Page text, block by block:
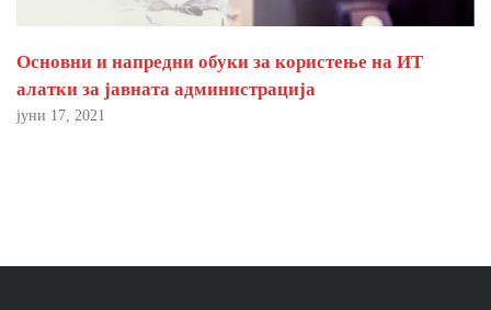
Основни и напредни обуки за користење на ИТ
алатки за јавната администрација
јуни 17, 2021